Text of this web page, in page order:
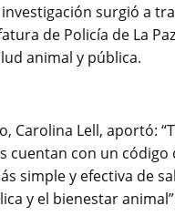
investigación surgió a
de Policía de La
animal y pública.
Carolina Lell, aportó:
cuentan con un
simple y efectiva de
y el bienestar